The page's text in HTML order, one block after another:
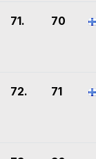
71. 70
72. 71